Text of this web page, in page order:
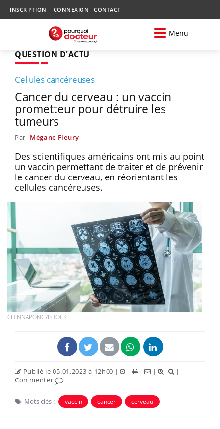
INSCRIPTION CONNEXION CONTACT
Menu
QUESTION D'ACTU
Cellules cancéreuses
Cancer du cerveau : un vaccin
prometteur pour détruire les
tumeurs
Par Mégane Fleury
Des scientifiques américains ont mis au point
un vaccin permettant de traiter et de prévenir
le cancer du cerveau, en réorientant les
cellules cancéreuses.
CHINNAPONG/ISTOCK
Publié le 05.01.2023 à 12h00 | | | |
|
Commenter
Mots clés : vaccin cancer cerveau